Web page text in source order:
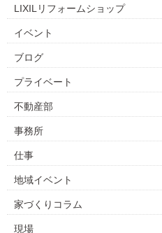
LIXILリフォームショップ
イベント
ブログ
プライベート
不動産部
事務所
仕事
地域イベント
家づくりコラム
現場